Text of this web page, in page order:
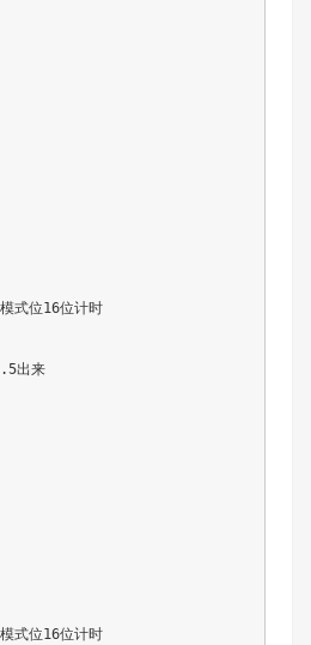
式位16位计时
出来
式位16位计时